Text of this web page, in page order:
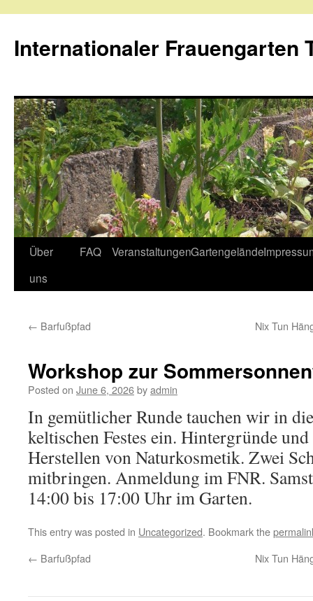
Internationaler Frauengarten
Skip
Über
uns
FAQ VeranstaltungenGartengelände
← Barfußpfad Nix Tun
Workshop zur
Posted on June 6, 2026byadmin
In gemütlicher Runde tauchen wir in
keltischen Festes ein. Hintergründe
Herstellen von Naturkosmetik. Zwei
mitbringen. Anmeldung im FNR.
14:00 bis 17:00 Uhr im Garten.
This entry was posted in Uncategorized. Bookmark the
← Barfußpfad Nix Tun